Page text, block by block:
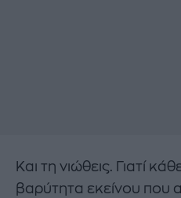
Και τη νιώθεις. Γιατί
βαρύτητα εκείνου που